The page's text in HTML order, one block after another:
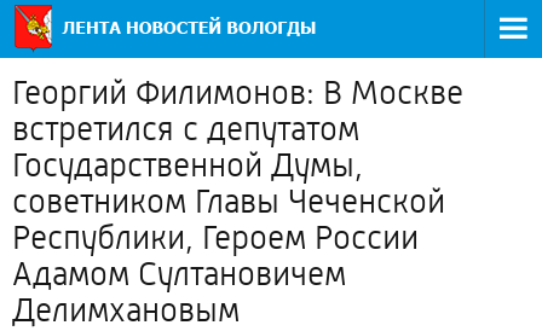
Георгий Филимонов: В Москве
встретился с депутатом
Государственной Думы,
советником Главы Чеченской
Республики, Героем России
Адамом Султановичем
Делимхановым